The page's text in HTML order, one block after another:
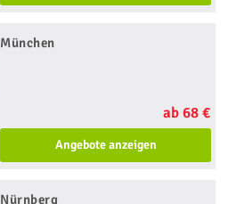
München
ab 68 €
Angebote anzeigen
Nürnberg